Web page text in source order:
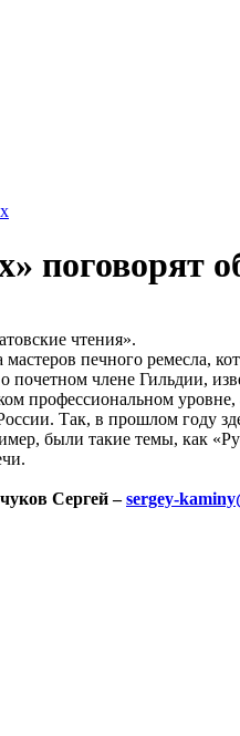
поговорят
чтения».
мастеров печного ремесла,
почетном члене Гильдии,
профессиональном
Так, в прошлом году
были такие темы, как
Сергей –sergey-